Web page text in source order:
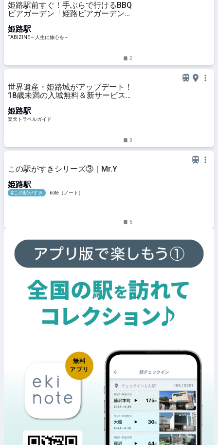
姫路駅前すぐ！手ぶらで行けるBBQ
ビアガーデン「姫路ビアガーデン
～人生に旅心を～
姫路駅
TABIZINE～人生に旅心を～
2
世界遺産・姫路城がアップデート！
18歳未満の入城無料＆新サービス
姫路駅
楽天トラベルガイド
3
この駅がすきシリーズ③｜Mr.Y
姫路駅
#この駅がすき note（ノート）
6